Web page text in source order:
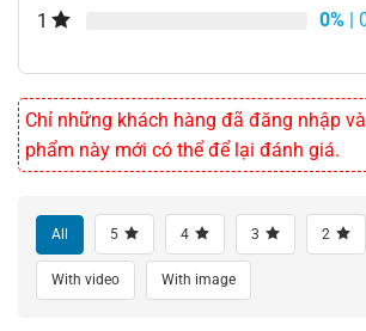
1
0% |
Chỉ những khách hàng đã đăng nhập
phẩm này mới có thể để lại đánh giá.
All 5 4 3 2
With video With image